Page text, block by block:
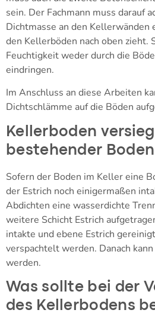
sein. Der Fachmann muss darauf
Dichtmasse an den Kellerwänden
den Kellerböden nach oben zieht.
Feuchtigkeit weder durch die
eindringen.
Im Anschluss an diese Arbeiten
Dichtschlämme auf die Böden
Kellerboden
bestehender
Sofern der Boden im Keller eine
der Estrich noch einigermaßen
Abdichten eine wasserdichte
weitere Schicht Estrich
intakte und ebene Estrich
verspachtelt werden. Danach
werden.
Was sollte bei der
des Kellerbodens